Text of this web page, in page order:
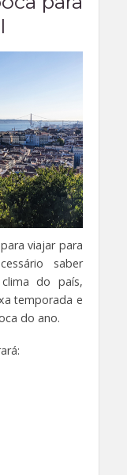
viajar para
saber
do país,
temporada e
do ano.